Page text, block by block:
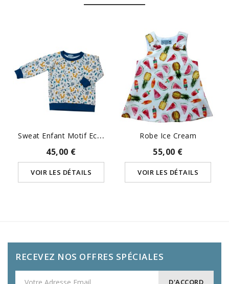
S
Weat Enfant Motif Ecureuil
45,00 €
VOIR LES DÉTAILS
Robe Ice Cream
55,00 €
VOIR LES DÉTAILS
RECEVEZ NOS OFFRES SPÉCIALES